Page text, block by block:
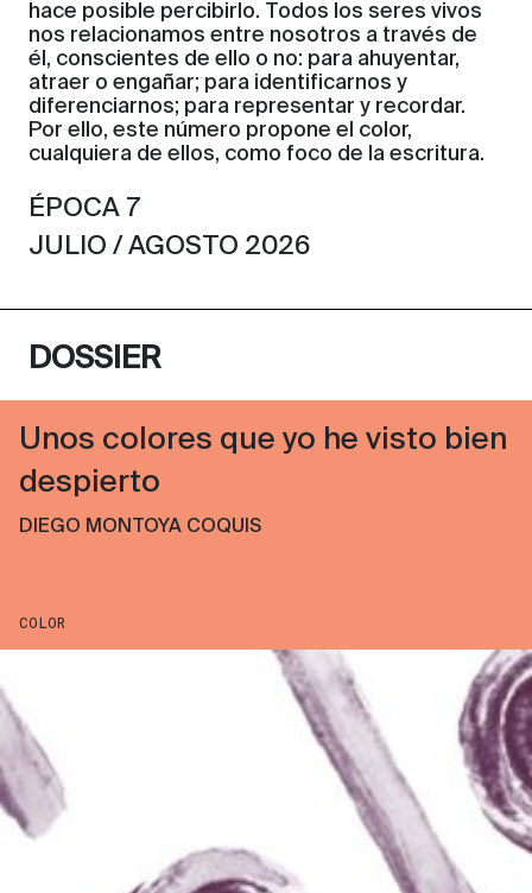
hace posible percibirlo. Todos los seres vivos
nos relacionamos entre nosotros a través de
él, conscientes de ello o no: para ahuyentar,
atraer o engañar; para identificarnos y
diferenciarnos; para representar y recordar.
Por ello, este número propone el color,
cualquiera de ellos, como foco de la escritura.
ÉPOCA 7
JULIO / AGOSTO 2026
DOSSIER
Unos colores que yo he visto bien
despierto
DIEGO MONTOYA COQUIS
COLOR